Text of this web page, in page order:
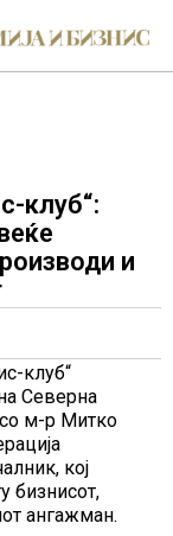
клуб“:
и
клуб“
Северна
со м-р Митко
кој
бизнисот,
ангажман.